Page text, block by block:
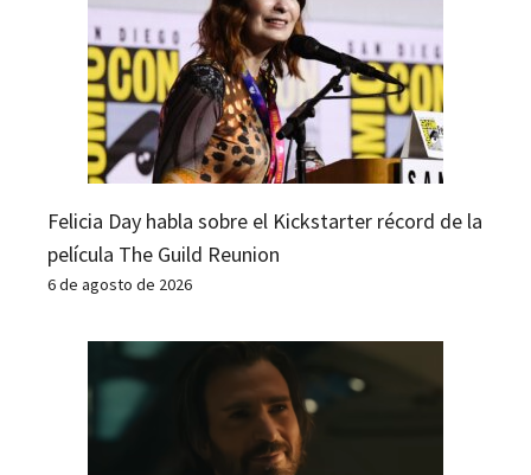
Felicia Day habla sobre el Kickstarter récord de la
película The Guild Reunion
6 de agosto de 2026